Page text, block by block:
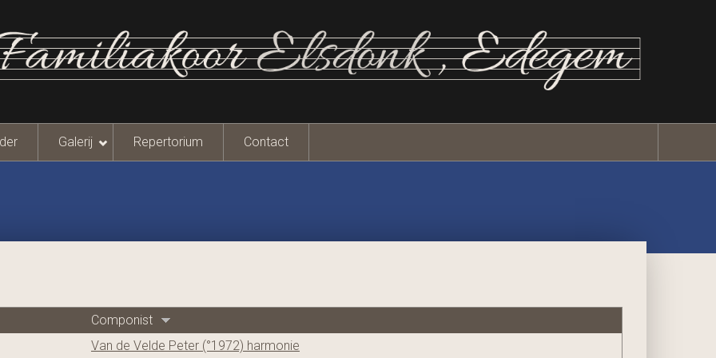
Galerij Repertorium Contact
Componist
Van de Velde Peter (°1972) harmonie